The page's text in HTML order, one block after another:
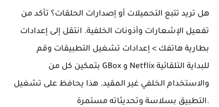
هل تريد تتبع التحميلات أو إصدارات الحلقات؟ تأكد من
تفعيل الإشعارات وأذونات الخلفية. انتقل إلى إعدادات
بطارية هاتفك > إعدادات تشغيل التطبيقات وقم
بتمكين كل من GBox و Netflix للبداية التلقائية
والاستخدام الخلفي غير المقيد. هذا يحافظ على تشغيل
التطبيق بسلاسة وتحديثاته مستمرة.